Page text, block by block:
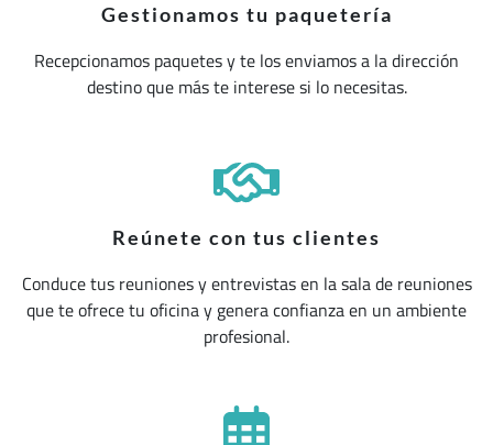
Gestionamos tu paquetería
Recepcionamos paquetes y te los enviamos a la dirección
destino que más te interese si lo necesitas.
Reúnete con tus clientes
Conduce tus reuniones y entrevistas en la sala de reuniones
que te ofrece tu oficina y genera confianza en un ambiente
profesional.